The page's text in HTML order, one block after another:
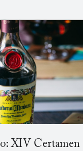
XIV Certamen